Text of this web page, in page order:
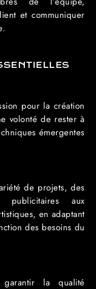
et communiquer
pour la création
volonté de rester à
émergentes
de projets, des
publicitaires aux
en adaptant
des besoins du
la qualité